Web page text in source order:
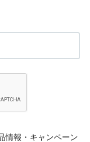
情報・キャンペーン